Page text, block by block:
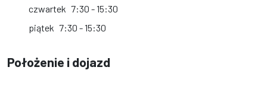
czwartek 7:30 - 15:30
piątek 7:30 - 15:30
Położenie i dojazd